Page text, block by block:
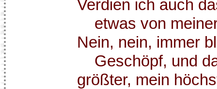
Verdien ich auch
etwas von
Nein, nein, immer
Geschöpf, und
größter, mein